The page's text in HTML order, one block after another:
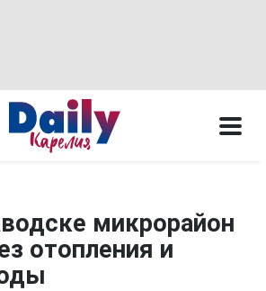
микрорайон
отопления и